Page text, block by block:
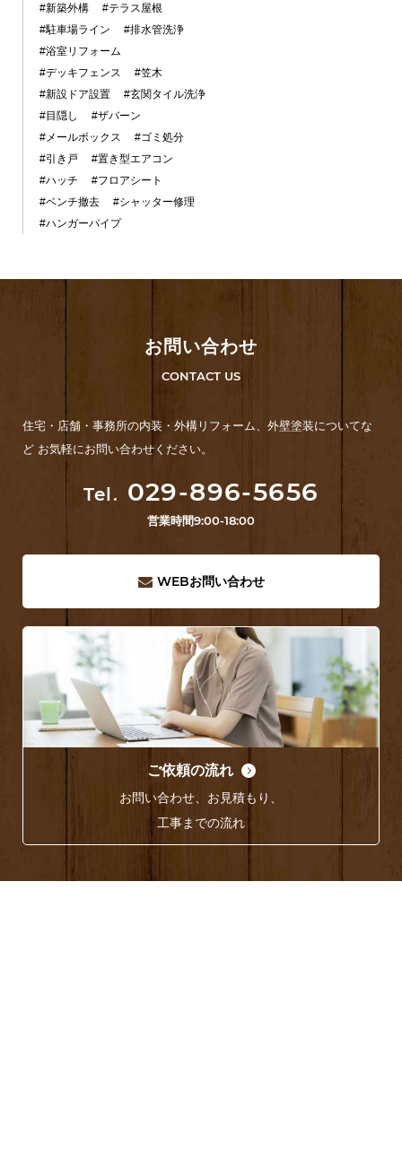
#新築外構
#テラス屋根
#駐車場ライン
#排水管洗浄
#浴室リフォーム
#デッキフェンス
#笠木
#新設ドア設置
#玄関タイル洗浄
#目隠し
#ザバーン
#メールボックス
#ゴミ処分
#引き戸
#置き型エアコン
#ハッチ
#フロアシート
#ベンチ撤去
#シャッター修理
#ハンガーパイプ
お問い合わせ
CONTACT US
住宅・店舗・事務所の内装・外構リフォーム、外壁塗装についてな
ど お気軽にお問い合わせください。
Tel. 029-896-5656
営業時間9:00-18:00
WEBお問い合わせ
ご依頼の流れ
お問い合わせ、お見積もり、
工事までの流れ